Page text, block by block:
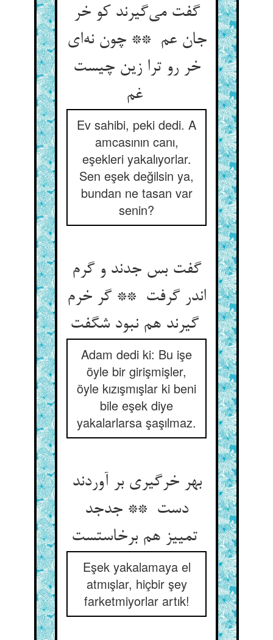
گفت می‌گیرند کو خر
جان عم ** چون نه‌ای
خر رو ترا زین چیست
غم
Ev sahibi, peki dedi. A
amcasının canı,
eşekleri yakalıyorlar.
Sen eşek değilsin ya,
bundan ne tasan var
senin?
گفت بس جدند و گرم
اندر گرفت ** گر خرم
گیرند هم نبود شگفت
Adam dedi ki: Bu işe
öyle bir girişmişler,
öyle kızışmışlar ki beni
bile eşek diye
yakalarlarsa şaşılmaz.
بهر خرگیری بر آوردند
دست ** جدجد
تمییز هم برخاستست
Eşek yakalamaya el
atmışlar, hiçbir şey
farketmiyorlar artık!